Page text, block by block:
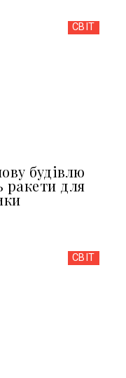
СВІТ
будівлю
ракети для
СВІТ